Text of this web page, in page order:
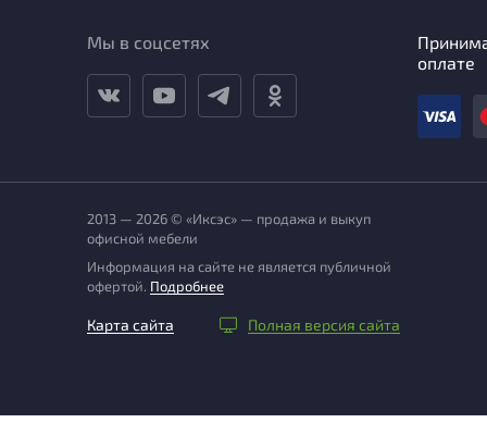
Мы в соцсетях
оплате
2013 — 2026 © «Иксэс» — продажа и выкуп
офисной мебели
Информация на сайте не является публичной
офертой. Подробнее
Карта сайта Полная версия сайта